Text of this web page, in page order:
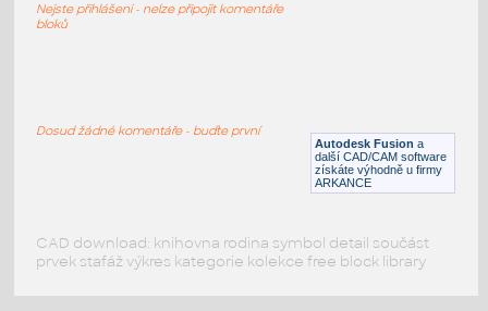
Příruby
Autodesk Fusion a
další CAD/CAM software
získáte výhodně u firmy
ARKANCE
Nejste přihlášeni - nelze připojit komentáře
bloků
Dosud žádné komentáře - buďte první
CAD download: knihovna rodina symbol detail součást
prvek stafáž výkres kategorie kolekce free block library